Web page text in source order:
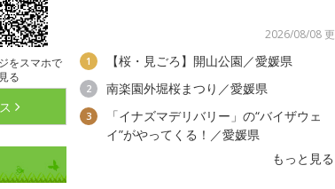
をスマホで
見る
2026/08/08
1 【桜・見ごろ】開山公園／愛媛県
2 南楽園外堀桜まつり／愛媛県
3
「イナズマデリバリー」の“バイザウェ
イ”がやってくる！／愛媛県
もっと見る